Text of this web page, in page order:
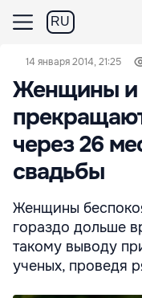
RU
14 января 2014, 21:25
Женщины
через 26
свадьбы
Женщины
гораздо дольше
такому выводу
ученых, проведя